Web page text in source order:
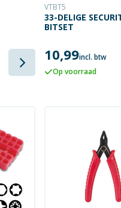
VTBT5
33-DELIGE SECURITY
BITSET
10,99incl. btw
Op voorraad